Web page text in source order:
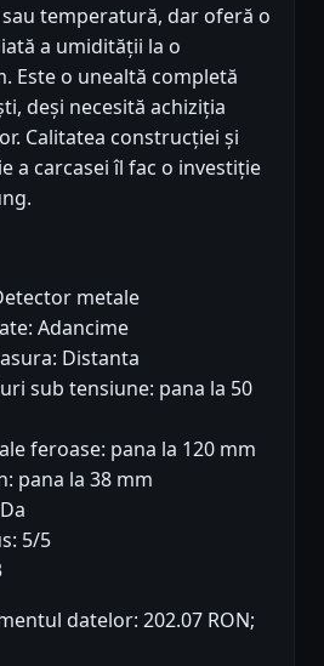
temperatură, dar oferă o
a umidității la o
Este o unealtă completă
deși necesită achiziția
Calitatea construcției și
a carcasei îl fac o investiție
metale
Adancime
Distanta
sub tensiune: pana la 50
feroase: pana la 120 mm
pana la 38 mm
5/5
datelor: 202.07 RON;